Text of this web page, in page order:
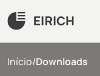
Início/Downloads